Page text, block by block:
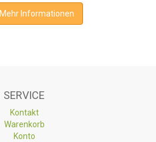
Mehr Informationen
SERVICE
Kontakt
Warenkorb
Konto